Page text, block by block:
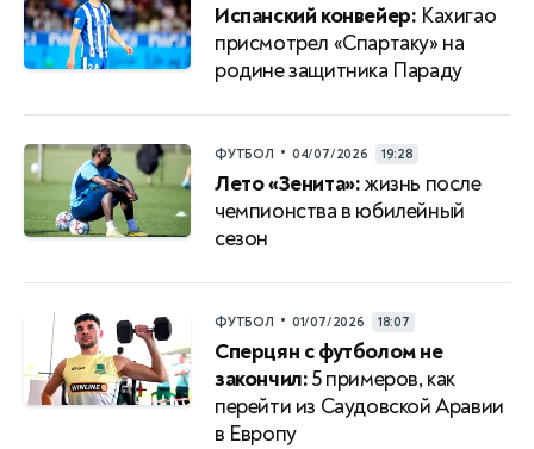
Испанский конвейер: Кахигао
присмотрел «Спартаку» на
родине защитника Параду
ФУТБОЛ • 04/07/2026 19:28
Лето «Зенита»:жизнь после
чемпионства в юбилейный
сезон
ФУТБОЛ • 01/07/2026 18:07
Сперцян с футболом не
закончил:5 примеров, как
перейти из Саудовской Аравии
в Европу